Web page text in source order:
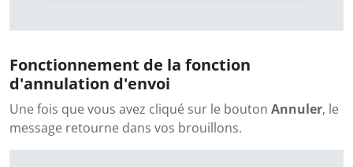
Fonctionnement de la fonction
d'annulation d'envoi
Une fois que vous avez cliqué sur le bouton Annuler, le
message retourne dans vos brouillons.